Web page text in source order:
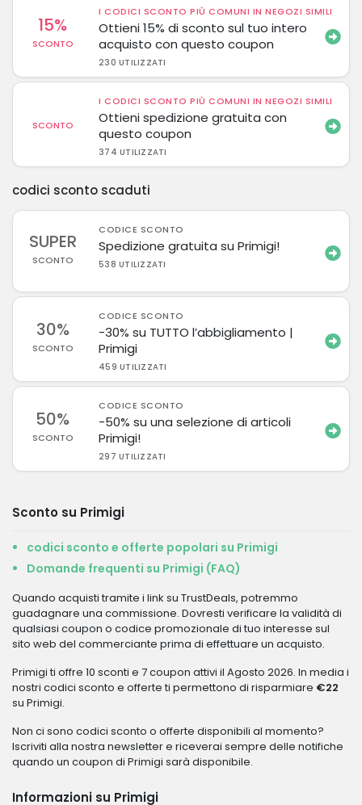
15%
SCONTO
I CODICI SCONTO PIÙ COMUNI IN NEGOZI SIMILI
Ottieni 15% di sconto sul tuo intero
acquisto con questo coupon
230 UTILIZZATI
SCONTO
I CODICI SCONTO PIÙ COMUNI IN NEGOZI SIMILI
Ottieni spedizione gratuita con
questo coupon
374 UTILIZZATI
codici sconto scaduti
SUPER
SCONTO
CODICE SCONTO
Spedizione gratuita su Primigi!
538 UTILIZZATI
30%
SCONTO
CODICE SCONTO
-30% su TUTTO l’abbigliamento |
Primigi
459 UTILIZZATI
50%
SCONTO
CODICE SCONTO
-50% su una selezione di articoli
Primigi!
297 UTILIZZATI
Sconto su Primigi
codici sconto e offerte popolari su Primigi
Domande frequenti su Primigi (FAQ)
Quando acquisti tramite i link su TrustDeals, potremmo
guadagnare una commissione. Dovresti verificare la validità di
qualsiasi coupon o codice promozionale di tuo interesse sul
sito web del commerciante prima di effettuare un acquisto.
Primigi ti offre 10 sconti e 7 coupon attivi il Agosto 2026. In media i
nostri codici sconto e offerte ti permettono di risparmiare €22
su Primigi.
Non ci sono codici sconto o offerte disponibili al momento?
Iscriviti alla nostra newsletter e riceverai sempre delle notifiche
quando un coupon di Primigi sarà disponibile.
Informazioni su Primigi